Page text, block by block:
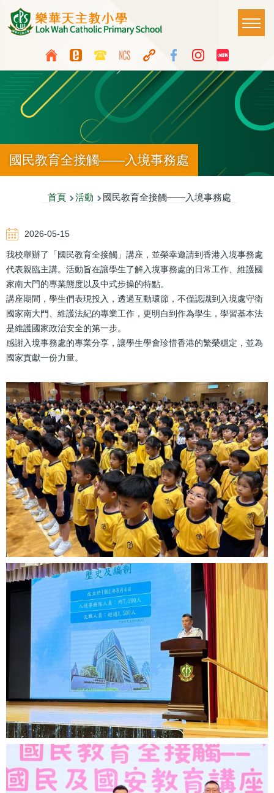
移至主內容
Top
Media
Icon
Button
Language
switcher
Main
國民教育全接觸——入境事務處
連
結
首頁 活動 國民教育全接觸——入境事務處
2026-05-15
我校舉辦了「國民教育全接觸」講座，並榮幸邀請到香港入境事務處
代表親臨主講。活動旨在讓學生了解入境事務處的日常工作、維護國
家南大門的專業態度以及中式步操的特點。
講座期間，學生們表現投入，透過互動環節，不僅認識到入境處守衛
國家南大門、維護法紀的專業工作，更明白到作為學生，學習基本法
是維護國家政治安全的第一步。
感謝入境事務處的專業分享，讓學生學會珍惜香港的繁榮穩定，並為
國家貢獻一份力量。